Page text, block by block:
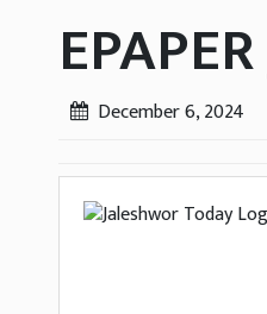
December 6, 2024